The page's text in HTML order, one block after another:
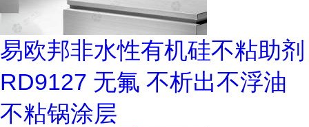
易欧邦非水性有机硅不粘助剂
RD9127 无氟 不析出不浮油
不粘锅涂层